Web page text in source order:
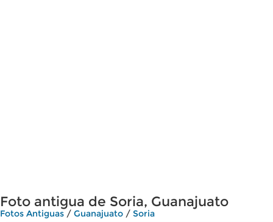
Foto antigua de Soria, Guanajuato
Fotos Antiguas / Guanajuato / Soria